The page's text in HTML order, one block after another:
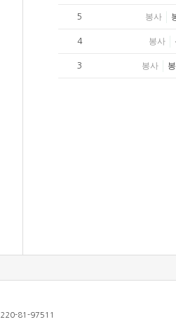
5 봉사
4 봉사
3 봉사
220-81-97511